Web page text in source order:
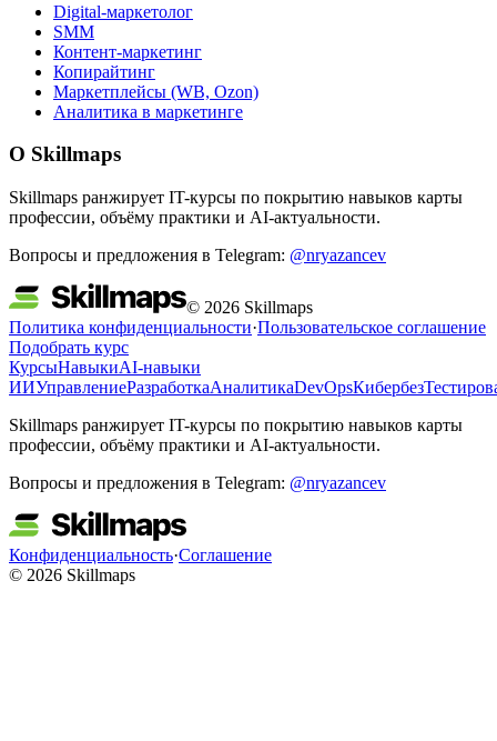
Digital-маркетолог
SMM
Контент-маркетинг
Копирайтинг
Маркетплейсы (WB, Ozon)
Аналитика в маркетинге
О Skillmaps
Skillmaps ранжирует IT-курсы по покрытию навыков карты
профессии, объёму практики и AI-актуальности.
Вопросы и предложения в Telegram: @nryazancev
© 2026 Skillmaps
Политика конфиденциальности·Пользовательское соглашение
Подобрать курс
КурсыНавыкиAI-навыки
ИИУправлениеРазработкаАналитикаDevOpsКибербез
Skillmaps ранжирует IT-курсы по покрытию навыков карты
профессии, объёму практики и AI-актуальности.
Вопросы и предложения в Telegram: @nryazancev
Конфиденциальность·Соглашение
© 2026 Skillmaps